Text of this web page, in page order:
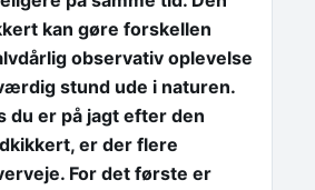
kan gøre forskellen
observativ oplevelse
stund ude i naturen.
du er på jagt efter den
er der flere
For det første er